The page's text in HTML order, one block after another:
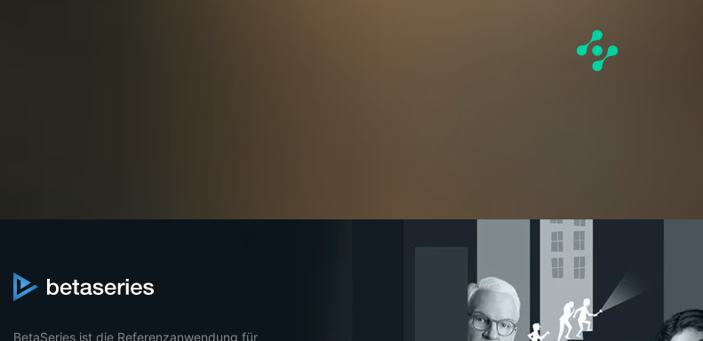
BetaSeries ist die Referenzanwendung für